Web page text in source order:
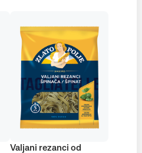
Valjani rezanci od